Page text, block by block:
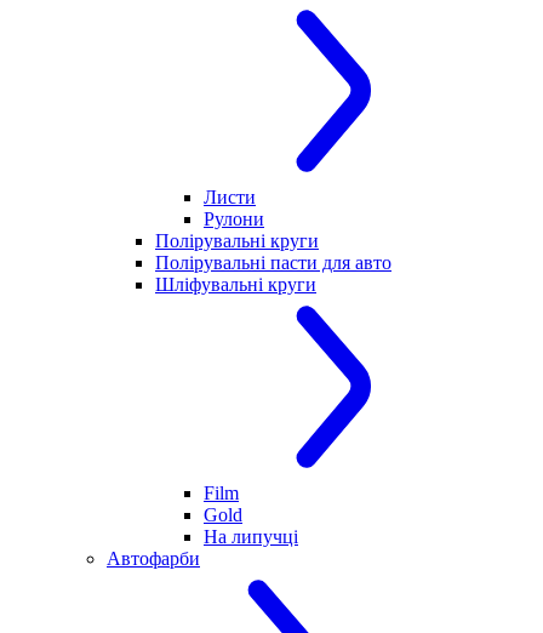
Листи
Рулони
Полірувальні круги
Полірувальні пасти для авто
Шліфувальні круги
Film
Gold
На липучці
Автофарби